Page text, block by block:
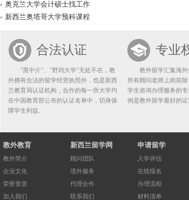
奥克兰大学会计硕士找工作
新西兰奥塔哥大学预科课程
合法认证
"黑中介"、"野鸡大学"无处不在，教
外拥有合法的留学经营执照外，也是新西
兰教育局认证机构，合作的每一所大学均
在中国教育部公布的认证名单中，切身保
障学生利益。
专业
教外留学汇集海外
所有顾问老师上岗前
学生咨询办理服务的
例是教外留学最好的证
教外教育
教外简介
企业文化
荣誉资质
加入我们
新西兰留学网
顾问团队
境外服务
代理合作
联系我们
申请留学
入学评估
在线报名
办理流程
材料清单